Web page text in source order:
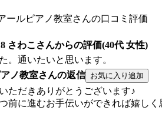
ールピアノ教室さんの口コミ評価
さわこさんからの評価(40代 女性)
。通いたいと思います。
ノ教室さんの返信
ただきありがとうございます♪
前に進むお手伝いができれば嬉しく